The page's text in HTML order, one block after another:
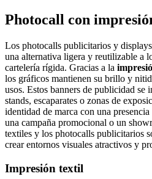
Photocall con
Los photocalls publicitarios y
una alternativa ligera y reutilizable a
cartelería rígida. Gracias a la
los gráficos mantienen su brillo y
usos. Estos banners de publicidad se
stands, escaparates o zonas de
identidad de marca con una
una campaña promocional o un
textiles y los photocalls publicitarios
crear entornos visuales atractivos y
Impresión textil